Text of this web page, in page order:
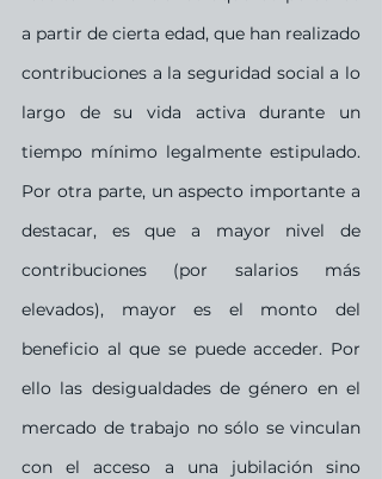
a partir de cierta edad, que han realizado
contribuciones a la seguridad social a lo
largo de su vida activa durante un
tiempo mínimo legalmente estipulado.
Por otra parte, un aspecto importante a
destacar, es que a mayor nivel de
contribuciones (por salarios más
elevados), mayor es el monto del
beneficio al que se puede acceder. Por
ello las desigualdades de género en el
mercado de trabajo no sólo se vinculan
con el acceso a una jubilación sino